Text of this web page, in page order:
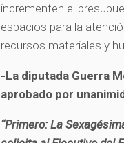
incrementen el
espacios para la
recursos materiales y
-La diputada Guerra
aprobado por
“Primero: La